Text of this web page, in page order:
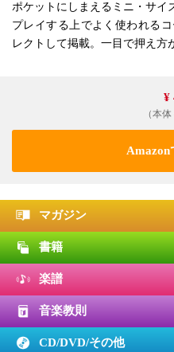
ポケットにしまえるミニ・サイ
プレイする上でよく使われる
レクトして掲載。一目で押え方
¥
（本
Amazon
マガジン
書籍
楽譜
音楽教則
CD/DVD/その他